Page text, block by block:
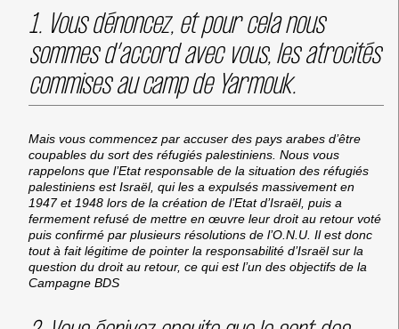
1. Vous dénoncez, et pour cela nous
sommes d’accord avec vous, les atrocités
commises au camp de Yarmouk.
Mais vous commencez par accuser des pays arabes d’être
coupables du sort des réfugiés palestiniens. Nous vous
rappelons que l’Etat responsable de la situation des réfugiés
palestiniens est Israël, qui les a expulsés massivement en
1947 et 1948 lors de la création de l’Etat d’Israël, puis a
fermement refusé de mettre en œuvre leur droit au retour voté
puis confirmé par plusieurs résolutions de l’O.N.U. Il est donc
tout à fait légitime de pointer la responsabilité d’Israël sur la
question du droit au retour, ce qui est l’un des objectifs de la
Campagne BDS